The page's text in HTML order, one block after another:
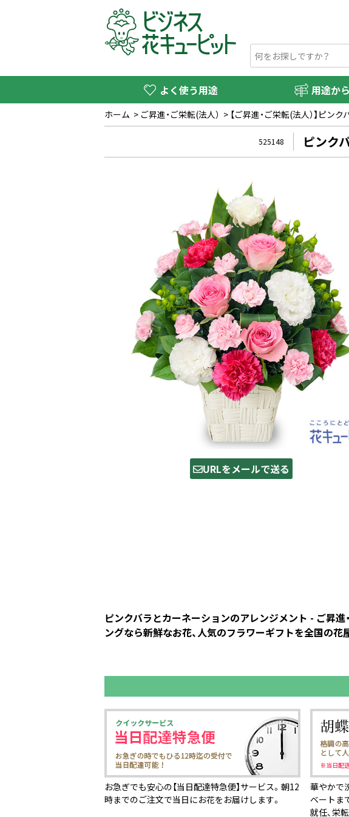
よく使う用途 用途か
ホーム > ご昇進・ご栄転(法人） > 【ご昇進・ご栄転(法人）】ピ
525148 ピンク
URLをメールで送る
ピンクバラとカーネーションのアレンジメント - ご昇
ングなら新鮮なお花、人気のフラワーギフトを全国の花
お急ぎでも安心の【当日配達特急便】サービス。朝12
時までのご注文で当日にお花をお届けします。
華やかで
ベートま
就任、栄